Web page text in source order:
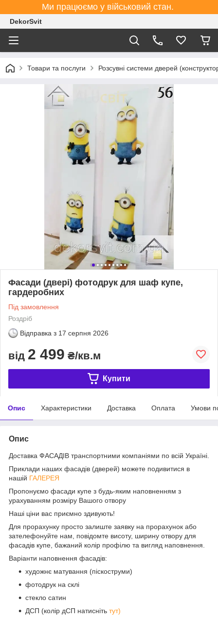
Ми працюємо у військовий стан.
DekorSvit
Товари та послуги Розсувні системи дверей
Фасади (двері) фотодрук для шаф купе,
гардеробних
Під замовлення
Роздріб
Відправка з 17 серпня 2026
від 2 499 ₴/кв.м
Купити
Опис Характеристики Доставка Оплата Умови
Опис
Доставка ФАСАДІВ транспортними компаніями по всій Україні.
Приклади наших фасадів (дверей) можете подивитися в
нашій ГАЛЕРЕЯ
Пропонуємо фасади купе з будь-яким наповненням з
урахуванням розміру Вашого отвору
Наші ціни вас приємно здивують!
Для прорахунку просто залиште заявку на прорахунок або
зателефонуйте нам, повідомте висоту, ширину отвору для
фасадів купе, бажаний колір профілю та вигляд наповнення.
Варіанти наповнення фасадів:
художнє матування (піскоструми)
фотодрук на склі
стекло сатин
ДСП (колір дСП натисніть тут)